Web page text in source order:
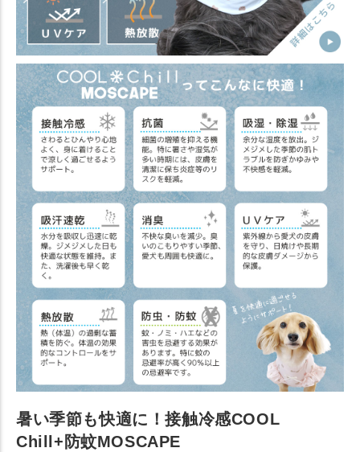
暑い季節も快適に！接触冷感COOL
Chill+防蚊MOSCAPE